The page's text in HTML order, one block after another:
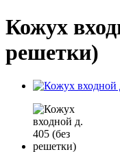
Кожух
решетки)